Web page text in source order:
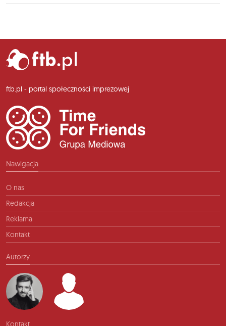
ftb.pl - portal społeczności imprezowej
Nawigacja
O nas
Redakcja
Reklama
Kontakt
Autorzy
Kontakt